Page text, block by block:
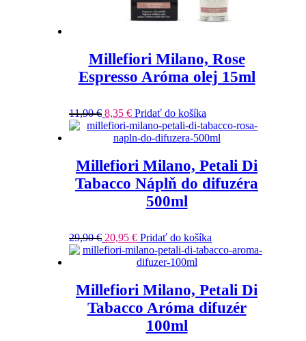
Millefiori Milano, Rose
Espresso Aróma olej 15ml
11,90€ 8,35€ Pridať do košíka
Millefiori Milano, Petali Di
Tabacco Náplň do difuzéra
500ml
29,90€ 20,95€ Pridať do košíka
Millefiori Milano, Petali Di
Tabacco Aróma difuzér
100ml